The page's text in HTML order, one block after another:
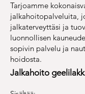
Tarjoamme
jalkahoitopalveluita,
jalkaterveyttäsi ja
luonnollisen
sopivin palvelu ja
hoidosta.
​Jalkahoito